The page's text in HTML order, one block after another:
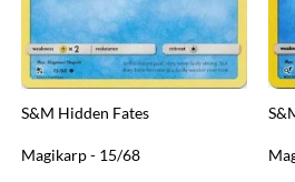
S&M Hidden Fates
Magikarp - 15/68